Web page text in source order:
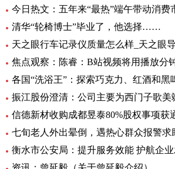
清华“轮椅博士”毕业了，他选择……
天之眼行车记录仪质量怎么样_天之眼
各国“洗浴王”：探索巧克力、红酒和黑
七旬老人外出晕倒，遇热心群众报警求
衡水市公安局：提升服务效能 护航企